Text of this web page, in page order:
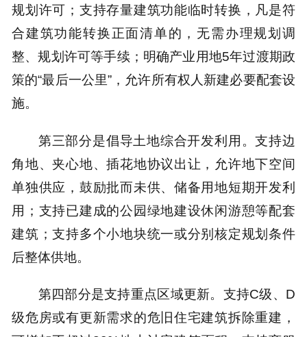
规划许可；支持存量建筑功能临时转换，凡是符
合建筑功能转换正面清单的，无需办理规划调
整、规划许可等手续；明确产业用地5年过渡期政
策的“最后一公里”，允许所有权人新建必要配套设
施。
第三部分是倡导土地综合开发利用。支持边
角地、夹心地、插花地协议出让，允许地下空间
单独供应，鼓励批而未供、储备用地短期开发利
用；支持已建成的公园绿地建设休闲游憩等配套
建筑；支持多个小地块统一或分别核定规划条件
后整体供地。
第四部分是支持重点区域更新。支持C级、D
级危房或有更新需求的危旧住宅建筑拆除重建，